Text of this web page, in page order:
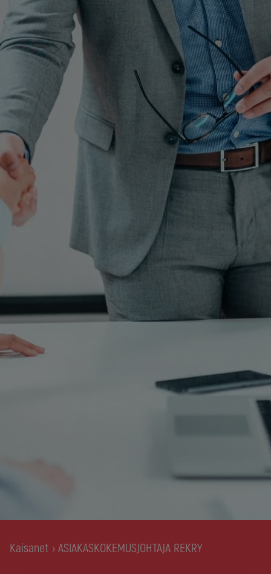
Kaisanet › ASIAKASKOKEMUSJOHTAJA REKRY